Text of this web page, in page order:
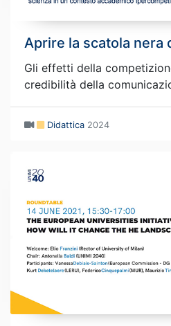
Aprire la scatola nera
Gli effetti della
credibilità della
Didattica 2024